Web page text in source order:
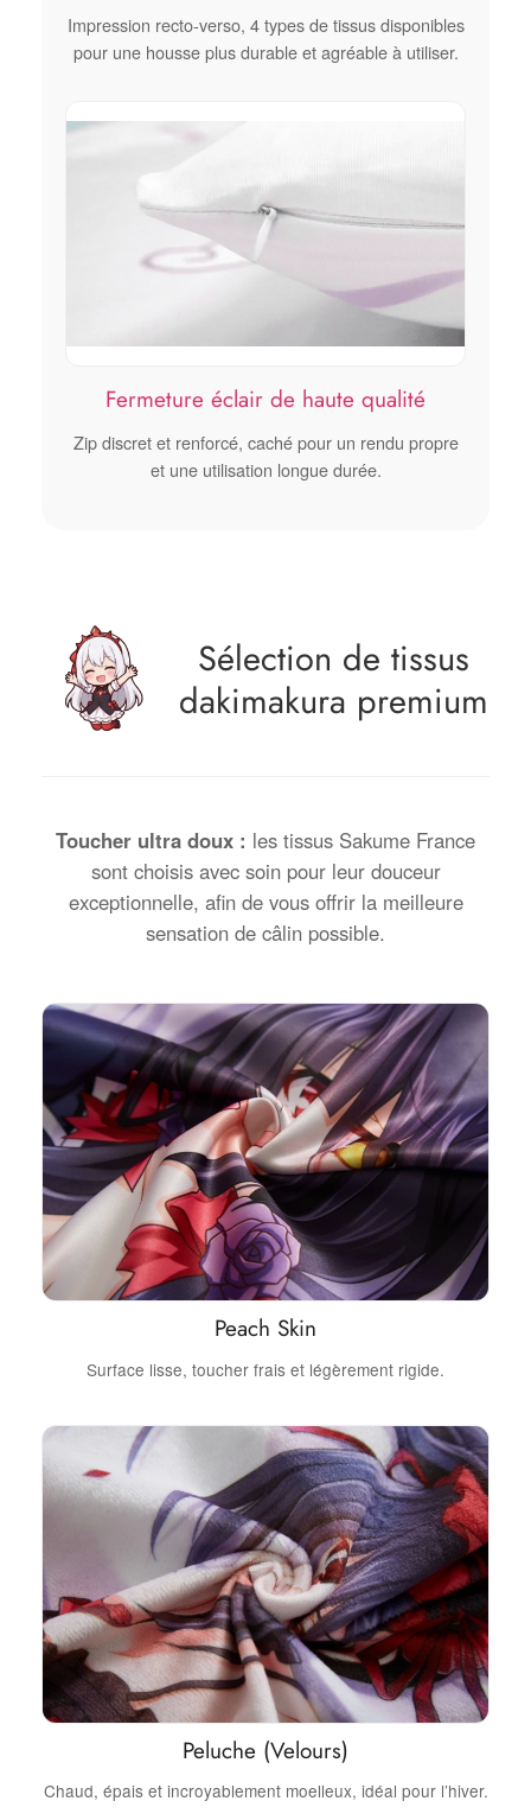
Impression recto-verso, 4 types de tissus disponibles
pour une housse plus durable et agréable à utiliser.
Fermeture éclair de haute qualité
Zip discret et renforcé, caché pour un rendu propre
et une utilisation longue durée.
Sélection de tissus
dakimakura premium
Toucher ultra doux : les tissus Sakume France
sont choisis avec soin pour leur douceur
exceptionnelle, afin de vous offrir la meilleure
sensation de câlin possible.
Peach Skin
Surface lisse, toucher frais et légèrement rigide.
Peluche (Velours)
Chaud, épais et incroyablement moelleux, idéal pour l’hiver.